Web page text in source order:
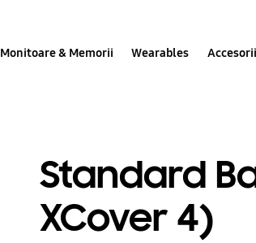
Monitoare & Memorii Wearables Accesorii
Standard
XCover 4)